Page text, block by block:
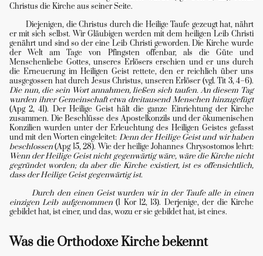
Christus die Kirche aus seiner Seite.
Diejenigen, die Christus durch die Heilige Taufe gezeugt hat, nährt
er mit sich selbst. Wir Gläubigen werden mit dem heiligen Leib Christi
genährt und sind so der eine Leib Christi geworden. Die Kirche wurde
der Welt am Tage von Pfingsten offenbar, als die Güte und
Menschenliebe Gottes, unseres Erlösers erschien und er uns durch
die Erneuerung im Heiligen Geist rettete, den er reichlich über uns
ausgegossen hat durch Jesus Christus, unseren Erlöser (vgl. Tit 3, 4–6).
Die nun, die sein Wort annahmen, ließen sich taufen. An diesem Tag
wurden ihrer Gemeinschaft etwa dreitausend Menschen hinzugefügt
(Apg 2, 41). Der Heilige Geist hält die ganze Einrichtung der Kirche
zusammen. Die Beschlüsse des Apostelkonzils und der ökumenischen
Konzilien wurden unter der Erleuchtung des Heiligen Geistes gefasst
und mit den Worten eingeleitet: Denn der Heilige Geist und wir haben
beschlossen(Apg 15, 28). Wie der heilige Johannes Chrysostomos lehrt:
Wenn der Heilige Geist nicht gegenwärtig wäre, wäre die Kirche nicht
gegründet worden; da aber die Kirche existiert, ist es offensichtlich,
dass der Heilige Geist gegenwärtig ist.
Durch den einen Geist wurden wir in der Taufe alle in einen
einzigen Leib aufgenommen(1 Kor 12, 13). Derjenige, der die Kirche
gebildet hat, ist einer, und das, wozu er sie gebildet hat, ist eines.
Was die Orthodoxe Kirche bekennt